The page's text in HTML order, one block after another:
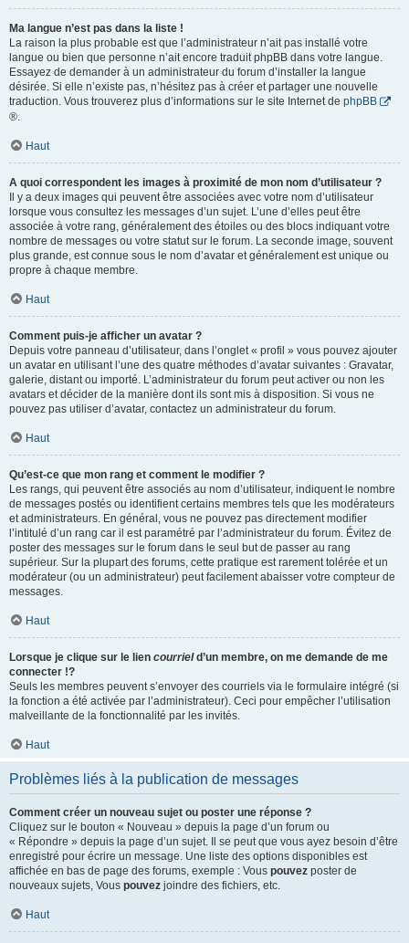
Ma langue n’est pas dans la liste !
La raison la plus probable est que l’administrateur n’ait pas installé votre
langue ou bien que personne n’ait encore traduit phpBB dans votre langue.
Essayez de demander à un administrateur du forum d’installer la langue
désirée. Si elle n’existe pas, n’hésitez pas à créer et partager une nouvelle
traduction. Vous trouverez plus d’informations sur le site Internet de phpBB
®.
Haut
A quoi correspondent les images à proximité de mon nom d’utilisateur ?
Il y a deux images qui peuvent être associées avec votre nom d’utilisateur
lorsque vous consultez les messages d’un sujet. L’une d’elles peut être
associée à votre rang, généralement des étoiles ou des blocs indiquant votre
nombre de messages ou votre statut sur le forum. La seconde image, souvent
plus grande, est connue sous le nom d’avatar et généralement est unique ou
propre à chaque membre.
Haut
Comment puis-je afficher un avatar ?
Depuis votre panneau d’utilisateur, dans l’onglet « profil » vous pouvez ajouter
un avatar en utilisant l’une des quatre méthodes d’avatar suivantes : Gravatar,
galerie, distant ou importé. L’administrateur du forum peut activer ou non les
avatars et décider de la manière dont ils sont mis à disposition. Si vous ne
pouvez pas utiliser d’avatar, contactez un administrateur du forum.
Haut
Qu’est-ce que mon rang et comment le modifier ?
Les rangs, qui peuvent être associés au nom d’utilisateur, indiquent le nombre
de messages postés ou identifient certains membres tels que les modérateurs
et administrateurs. En général, vous ne pouvez pas directement modifier
l’intitulé d’un rang car il est paramétré par l’administrateur du forum. Évitez de
poster des messages sur le forum dans le seul but de passer au rang
supérieur. Sur la plupart des forums, cette pratique est rarement tolérée et un
modérateur (ou un administrateur) peut facilement abaisser votre compteur de
messages.
Haut
Lorsque je clique sur le lien courrield’un membre, on me demande de me
connecter !?
Seuls les membres peuvent s’envoyer des courriels via le formulaire intégré (si
la fonction a été activée par l’administrateur). Ceci pour empêcher l’utilisation
malveillante de la fonctionnalité par les invités.
Haut
Problèmes liés à la publication de messages
Comment créer un nouveau sujet ou poster une réponse ?
Cliquez sur le bouton « Nouveau » depuis la page d’un forum ou
« Répondre » depuis la page d’un sujet. Il se peut que vous ayez besoin d’être
enregistré pour écrire un message. Une liste des options disponibles est
affichée en bas de page des forums, exemple : Vous pouvez poster de
nouveaux sujets, Vous pouvez joindre des fichiers, etc.
Haut